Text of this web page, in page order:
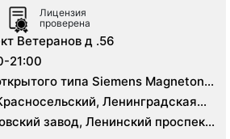
Лицензия
проверена
Ветеранов д .56
21:00
типа Siemens Magneton
Siemens Somatom Definition AS 64
Ленинградская
Петродворцовый
завод, Ленинский проспект,